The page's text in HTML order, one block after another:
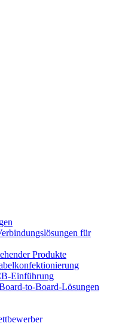
für
Produkte
Einführung
to-Board-Lösungen